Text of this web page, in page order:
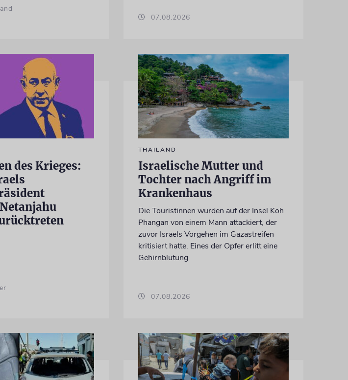
07.08.2026
des Krieges:
THAILAND
Israelische Mutter und
Tochter nach Angriff im
Krankenhaus
Die Touristinnen wurden auf der Insel Koh
Phangan von einem Mann attackiert, der
zuvor Israels Vorgehen im Gazastreifen
kritisiert hatte. Eines der Opfer erlitt eine
Gehirnblutung
07.08.2026